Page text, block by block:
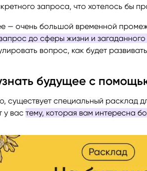
запроса, что хотелось бы
— очень большой временной
до сферы жизни и
вопрос, как будет
будущее с
существует специальный расклад
у вас тему, которая вам интересна